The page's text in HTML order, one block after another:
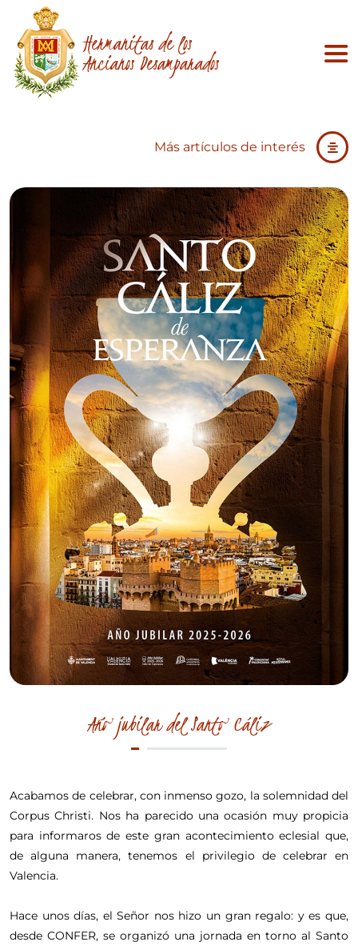
Hermanitas de los
Ancianos Desamparados
Más artículos de interés
Año jubilar del Santo Cáliz
Acabamos de celebrar, con inmenso gozo, la solemnidad del
Corpus Christi. Nos ha parecido una ocasión muy propicia
para informaros de este gran acontecimiento eclesial que,
de alguna manera, tenemos el privilegio de celebrar en
Valencia.
Hace unos días, el Señor nos hizo un gran regalo: y es que,
desde CONFER, se organizó una jornada en torno al Santo